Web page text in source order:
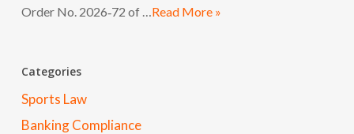
Order No. 2026‑72 of …Read More »
Categories
Sports Law
Banking Compliance